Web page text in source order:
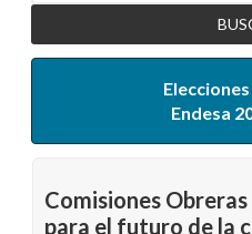
Endesa
Comisiones
para el futuro de la